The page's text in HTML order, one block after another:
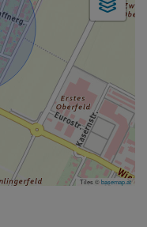
Tiles ©basemap.at